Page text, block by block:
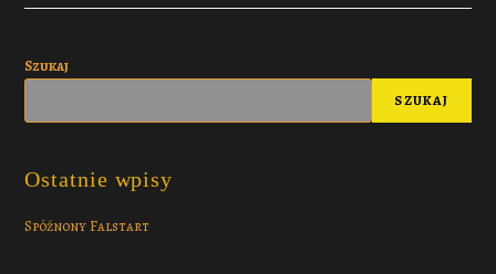
Szukaj
SZUKAJ
Ostatnie wpisy
Spóźnony Falstart